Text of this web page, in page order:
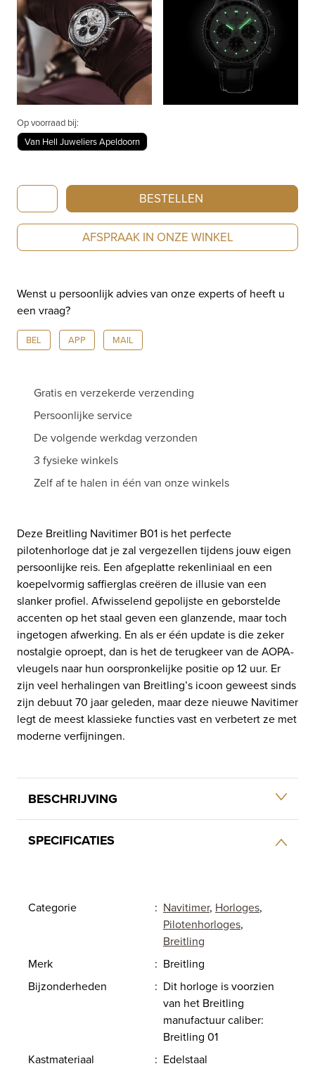
Op voorraad bij:
Van Hell Juweliers Apeldoorn
Breitling
Navitimer
B01
Chronograph
aantal
BESTELLEN
AFSPRAAK IN ONZE WINKEL
Wenst u persoonlijk advies van onze experts of heeft u
een vraag?
BEL APP MAIL
Gratis en verzekerde verzending
Persoonlijke service
De volgende werkdag verzonden
3 fysieke winkels
Zelf af te halen in één van onze winkels
Deze Breitling Navitimer B01 is het perfecte
pilotenhorloge dat je zal vergezellen tijdens jouw eigen
persoonlijke reis. Een afgeplatte rekenliniaal en een
koepelvormig saffierglas creëren de illusie van een
slanker profiel. Afwisselend gepolijste en geborstelde
accenten op het staal geven een glanzende, maar toch
ingetogen afwerking. En als er één update is die zeker
nostalgie oproept, dan is het de terugkeer van de AOPA-
vleugels naar hun oorspronkelijke positie op 12 uur. Er
zijn veel herhalingen van Breitling’s icoon geweest sinds
zijn debuut 70 jaar geleden, maar deze nieuwe Navitimer
legt de meest klassieke functies vast en verbetert ze met
moderne verfijningen.
BESCHRIJVING
SPECIFICATIES
Categorie : Navitimer, Horloges,
Pilotenhorloges,
Breitling
Merk
: Breitling
Bijzonderheden
: Dit horloge is voorzien
van het Breitling
manufactuur caliber:
Breitling 01
Kastmateriaal
: Edelstaal